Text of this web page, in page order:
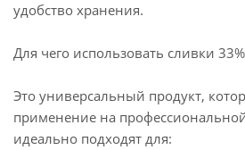
удобство хранения.
Для чего использовать сливки
Это универсальный продукт,
применение на
идеально подходят для: